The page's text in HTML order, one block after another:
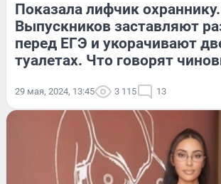
Показала лифчик охраннику.
Выпускников заставляют
перед ЕГЭ и укорачивают
туалетах. Что говорят
29 мая, 2024, 13:45 3 115 13